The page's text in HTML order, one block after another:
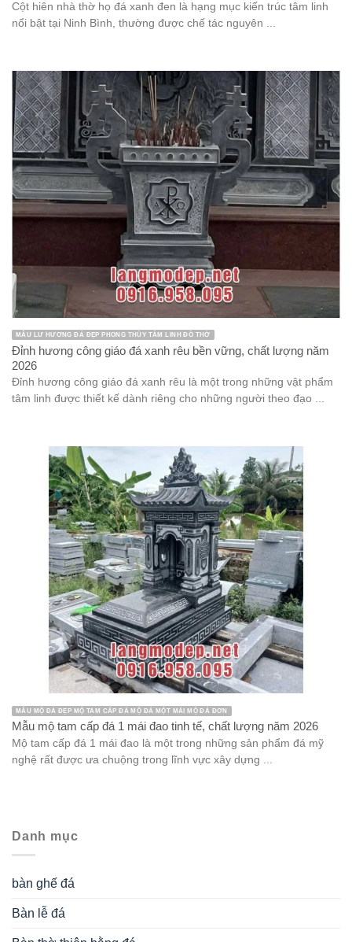
Cột hiên nhà thờ họ đá xanh đen là hạng mục kiến trúc tâm linh
nổi bật tại Ninh Bình, thường được chế tác nguyên ...
MẪU LƯ HƯƠNG ĐÁ ĐẸP PHONG THỦY TÂM LINH ĐỒ THỜ
Đỉnh hương công giáo đá xanh rêu bền vững, chất lượng năm
2026
Đỉnh hương công giáo đá xanh rêu là một trong những vật phẩm
tâm linh được thiết kế dành riêng cho những người theo đạo ...
MẪU MỘ ĐÁ ĐẸP MỘ TAM CẤP ĐÁ MỘ ĐÁ MỘT MÁI MỘ ĐÁ ĐƠN
Mẫu mộ tam cấp đá 1 mái đao tinh tế, chất lượng năm 2026
Mộ tam cấp đá 1 mái đao là một trong những sản phẩm đá mỹ
nghệ rất được ưa chuộng trong lĩnh vực xây dựng ...
Danh mục
bàn ghế đá
Bàn lễ đá